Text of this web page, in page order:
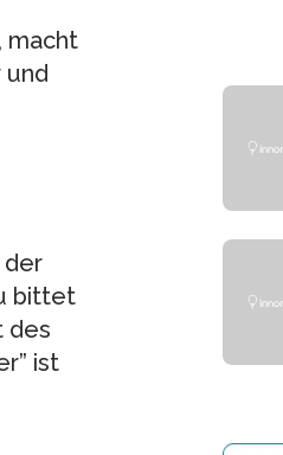
macht
und
der
bittet
des
ist